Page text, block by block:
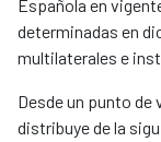
Española en
determinadas en
multilaterales e
Desde un punto de
distribuye de la